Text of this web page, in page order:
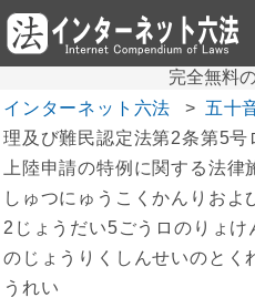
完全無料
インターネット六法
五十
理及び難民認定法第2条第5
上陸申請の特例に関する法律
しゅつにゅうこくかんりおよ
2じょうだい5ごうロのりょ
のじょうりくしんせいのとく
うれい